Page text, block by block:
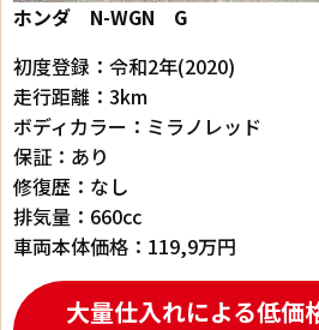
ホンダ N-WGN G
初度登録：令和2年(2020)
走行距離：3km
ボディカラー：ミラノレッド
保証：あり
修復歴：なし
排気量：660cc
車両本体価格：119,9万円
大量仕入れによる低価